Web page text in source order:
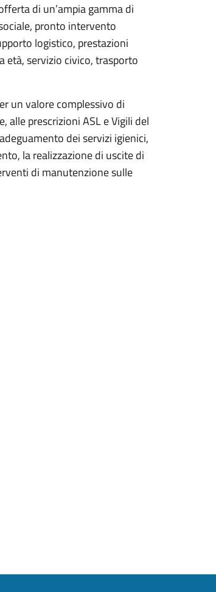
di un’ampia gamma di
pronto intervento
logistico, prestazioni
età, servizio civico, trasporto
un valore complessivo di
alle prescrizioni ASL e Vigili del
dei servizi igienici,
la realizzazione di uscite di
di manutenzione sulle